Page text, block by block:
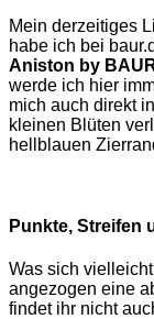
Mein derzeitiges
habe ich bei
Aniston by
werde ich hier
mich auch direkt
kleinen Blüten
hellblauen
Punkte, Streifen
Was sich
angezogen eine
findet ihr nicht